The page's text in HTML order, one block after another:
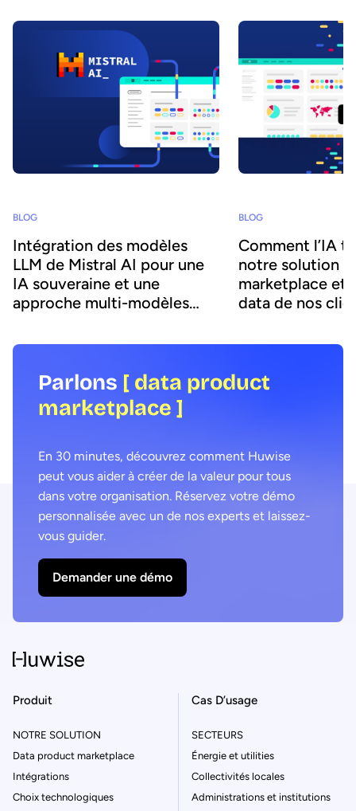
BLOG
Intégration des modèles
LLM de Mistral AI pour une
IA souveraine et une
approche multi-modèles
clients
BLOG
Comment l’IA
notre solution
marketplace et
data de nos
Parlons [ data product
marketplace ]
En 30 minutes, découvrez comment Huwise
peut vous aider à créer de la valeur pour tous
dans votre organisation. Réservez votre démo
personnalisée avec un de nos experts et laissez-
vous guider.
Demander une démo
Produit
NOTRE SOLUTION
Data product marketplace
Intégrations
Choix technologiques
Cas D’usage
SECTEURS
Énergie et utilities
Collectivités locales
Administrations et institutions